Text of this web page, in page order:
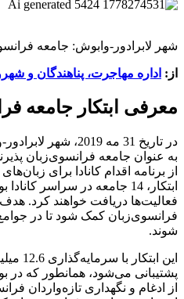
شهر لابرادور-وابوش: جامعه
از: اداره مهاجرت، پناهندگان و
معرفی ابتکار جامعه
در تاریخ 31 مه 2019،
به عنوان جامعه فرانسوی‌زبان
از برنامه اقدام کانادا برای
ابتکار، 14 جامعه در سراسر
فعالیت‌ها دریافت خواهند کرد.
فرانسوی‌زبان کمک شود تا در
شوند.
این
از ادغام و نگهداری تازه‌واردان